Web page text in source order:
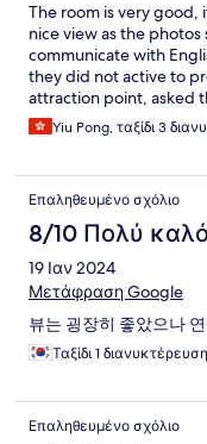
The room is very good,
nice view as the
communicate with
they did not active to
attraction point, asked
I do, but they just
Yiu Pong, ταξίδι 3
Επαληθευμένο σχόλιο
8/10 Πολύ καλό
19 Ιαν 2024
Μετάφραση Google
뷰는 굉장히 좋았으나
Ταξίδι 1
Επαληθευμένο σχόλιο